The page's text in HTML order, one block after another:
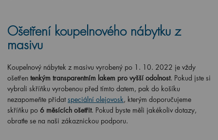
Ošetření koupelnového nábytku z
masivu
Koupelnový nábytek z masivu vyrobený po 1. 10. 2022 je vždy
ošetřen tenkým transparentním lakem pro vyšší odolnost. Pokud jste si
vybrali skříňku vyrobenou před tímto datem, pak do košíku
nezapomeňte přidat speciální olejovosk, kterým doporučujeme
skříňku po 6 měsících ošetřit. Pokud byste měli jakékoliv dotazy,
obraťte se na naši zákaznickou podporu.